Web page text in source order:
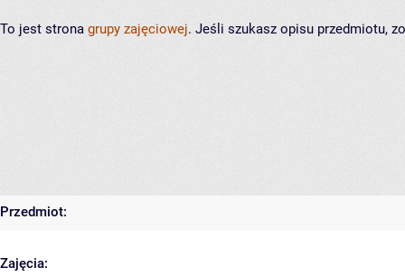
To jest strona grupy zajęciowej. Jeśli szukasz opisu przedmiotu,
Przedmiot:
Zajęcia: